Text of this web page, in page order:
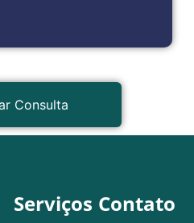
Consulta
Serviços Contato